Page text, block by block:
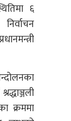
६
क्रममा